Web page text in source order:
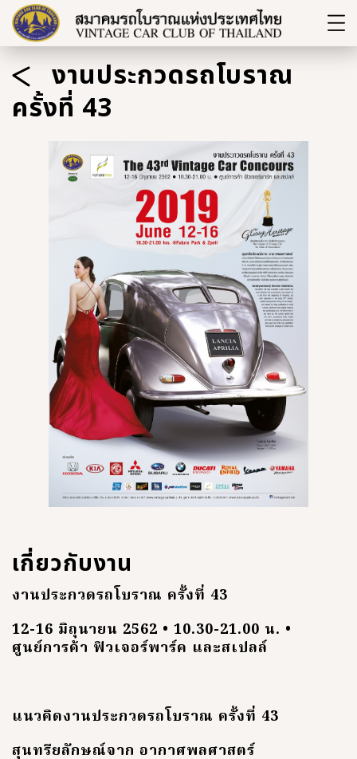
งานประกวดรถโบราณ
ครั้งที่ 43
เกี่ยวกับงาน
งานประกวดรถโบราณ ครั้งที่ 43
12-16 มิถุนายน 2562 • 10.30-21.00 น. •
ศูนย์การค้า ฟิวเจอร์พาร์ค และสเปลล์
แนวคิดงานประกวดรถโบราณ ครั้งที่ 43
สุนทรียลักษณ์จาก อากาศพลศาสตร์